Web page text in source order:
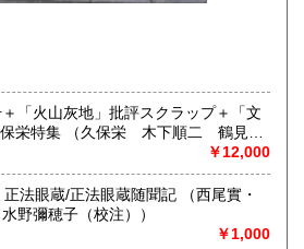
広く発掘・提供していきたいと考え
の方にも是非お立ち寄り下さい。
「火山灰地」批評スクラップ＋「文
下順二 鶴見俊
￥12,000
蔵/正法眼蔵随聞記 （西尾實・
野彌穂子（校注））
￥1,000